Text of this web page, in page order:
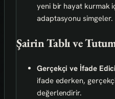
yeni bir hayat kurmak
adaptasyonu simgeler.
Şairin Tablı ve
Gerçekçi ve İfade
ifade ederken,
değerlendirir.